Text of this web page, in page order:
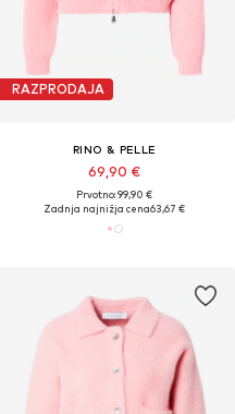
RAZPRODAJA
RINO & PELLE
69,90 €
Prvotno: 99,90 €
Zadnja najnižja cena63,67 €